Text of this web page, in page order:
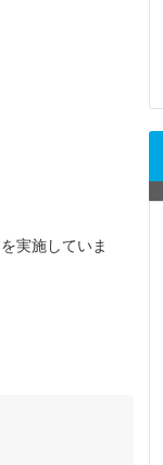
を実施していま